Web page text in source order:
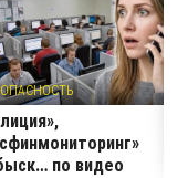
по видео